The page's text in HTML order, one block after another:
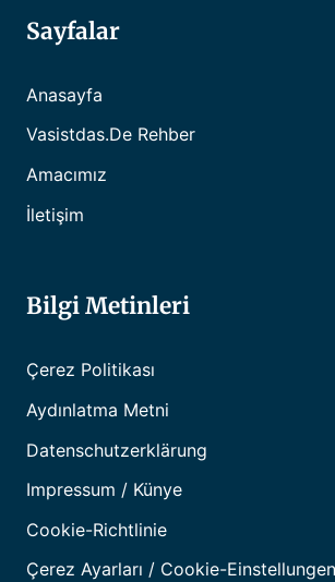
Sayfalar
Anasayfa
Vasistdas.de Rehber
Amacımız
İletişim
Bilgi Metinleri
Çerez Politikası
Aydınlatma Metni
Datenschutzerklärung
Impressum / Künye
Cookie-Richtlinie
Çerez Ayarları / Cookie-Einstellungen